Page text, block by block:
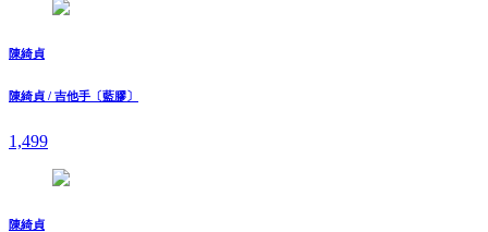
陳綺貞
陳綺貞 / 吉他手〔藍膠〕
1,499
陳綺貞